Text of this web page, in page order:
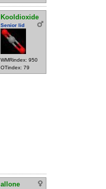
Kooldioxide
Senior lid
WMRindex: 950
OTindex: 79
allone